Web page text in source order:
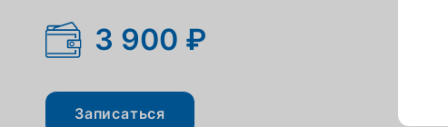
3 900 ₽
Записаться